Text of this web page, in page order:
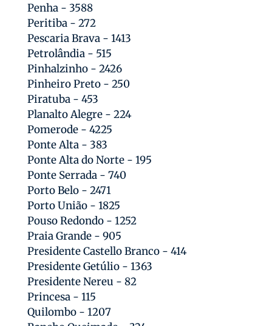
Penha - 3588
Peritiba - 272
Pescaria Brava - 1413
Petrolândia - 515
Pinhalzinho - 2426
Pinheiro Preto - 250
Piratuba - 453
Planalto Alegre - 224
Pomerode - 4225
Ponte Alta - 383
Ponte Alta do Norte - 195
Ponte Serrada - 740
Porto Belo - 2471
Porto União - 1825
Pouso Redondo - 1252
Praia Grande - 905
Presidente Castello Branco - 414
Presidente Getúlio - 1363
Presidente Nereu - 82
Princesa - 115
Quilombo - 1207